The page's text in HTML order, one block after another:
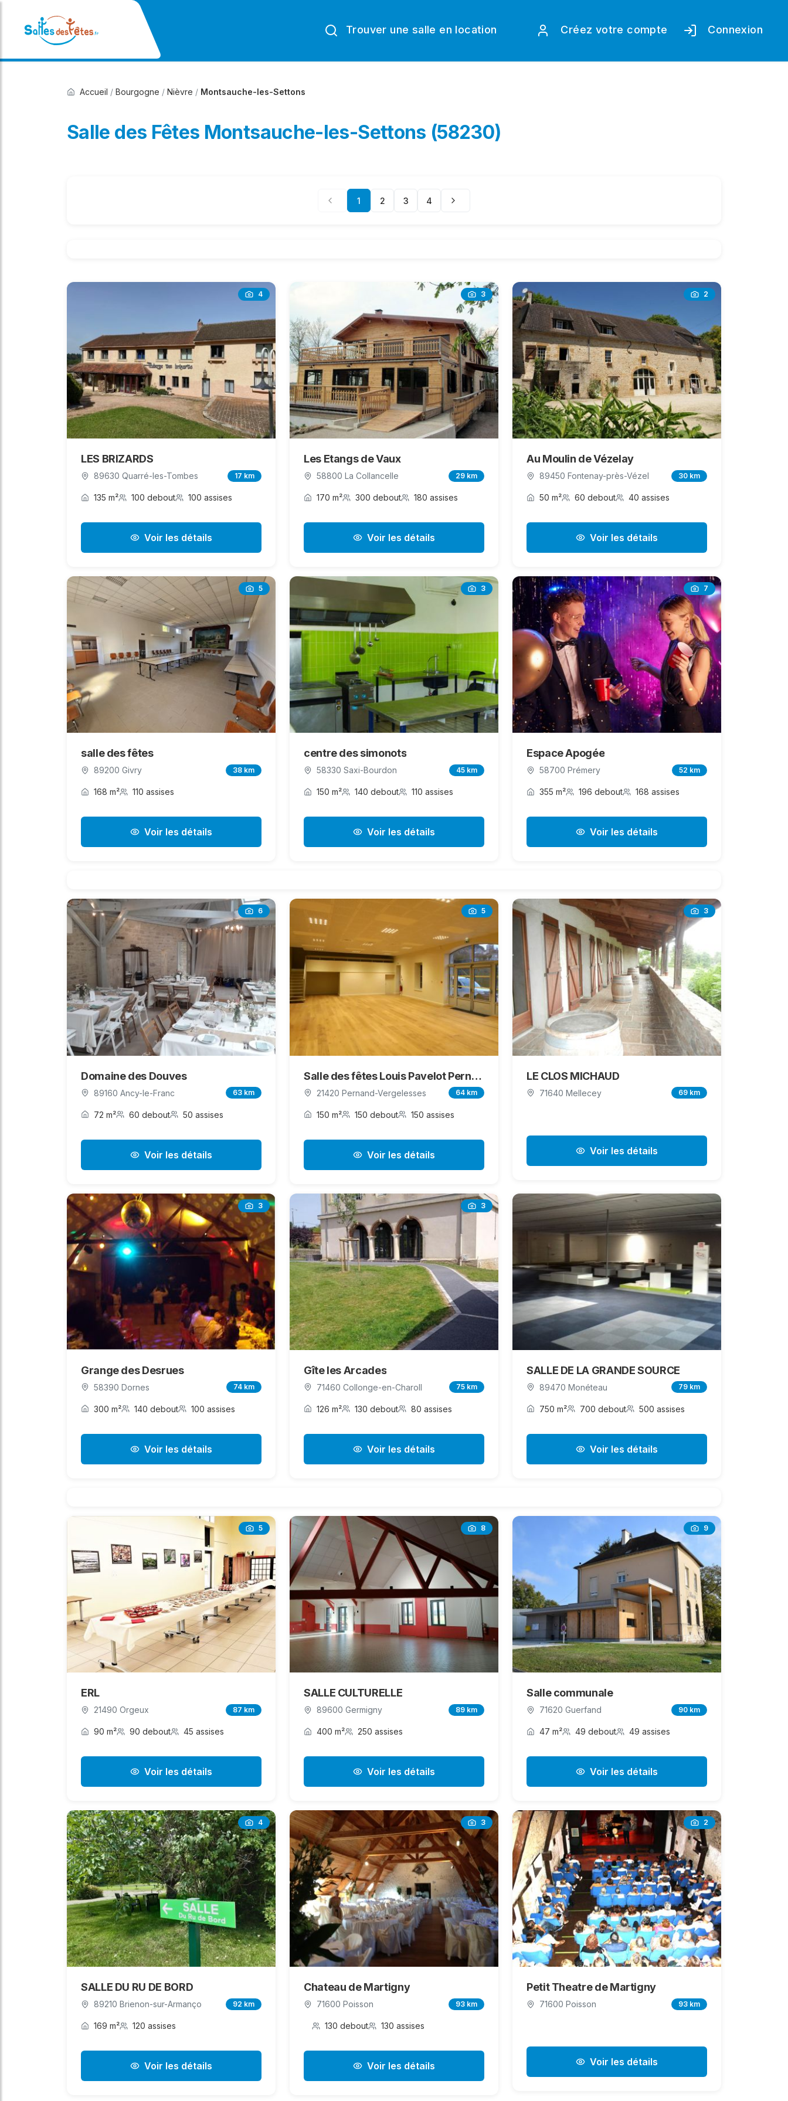
Trouver une salle en location Créez votre compte Connexion
Accueil / Bourgogne / Nièvre / Montsauche-les-Settons
Salle des Fêtes Montsauche-les-Settons (58230)
1 2 3 4
4
LES BRIZARDS
89630 Quarré-les-Tombes 17 km
135 m² 100 debout 100 assises
Voir les détails
3
Les Etangs de Vaux
58800 La Collancelle 29 km
170 m² 300 debout 180 assises
Voir les détails
2
Au Moulin de Vézelay
89450 Fontenay-près-Vézel 30 km
50 m² 60 debout 40 assises
Voir les détails
5
salle des fêtes
89200 Givry 38 km
168 m² 110 assises
Voir les détails
3
centre des simonots
58330 Saxi-Bourdon 45 km
150 m² 140 debout 110 assises
Voir les détails
7
Espace Apogée
58700 Prémery 52 km
355 m² 196 debout 168 assises
Voir les détails
6
Domaine des Douves
89160 Ancy-le-Franc 63 km
72 m² 60 debout 50 assises
Voir les détails
5
Salle des fêtes Louis Pavelot Pernand-Vergelesses
21420 Pernand-Vergelesses 64 km
150 m² 150 debout 150 assises
Voir les détails
3
LE CLOS MICHAUD
71640 Mellecey 69 km
Voir les détails
3
Grange des Desrues
58390 Dornes 74 km
300 m² 140 debout 100 assises
Voir les détails
3
Gîte les Arcades
71460 Collonge-en-Charoll 75 km
126 m² 130 debout 80 assises
Voir les détails
SALLE DE LA GRANDE SOURCE
89470 Monéteau 79 km
750 m² 700 debout 500 assises
Voir les détails
5
ERL
21490 Orgeux 87 km
90 m² 90 debout 45 assises
Voir les détails
8
SALLE CULTURELLE
89600 Germigny 89 km
400 m² 250 assises
Voir les détails
9
Salle communale
71620 Guerfand 90 km
47 m² 49 debout 49 assises
Voir les détails
4
SALLE DU RU DE BORD
89210 Brienon-sur-Armanço 92 km
169 m² 120 assises
Voir les détails
3
Chateau de Martigny
71600 Poisson 93 km
130 debout 130 assises
Voir les détails
2
Petit Theatre de Martigny
71600 Poisson 93 km
Voir les détails